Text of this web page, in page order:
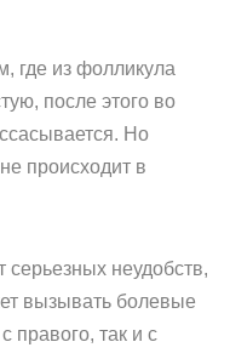
где из фолликула
после этого во
Но
происходит в
неудобств,
вызывать болевые
правого, так и с